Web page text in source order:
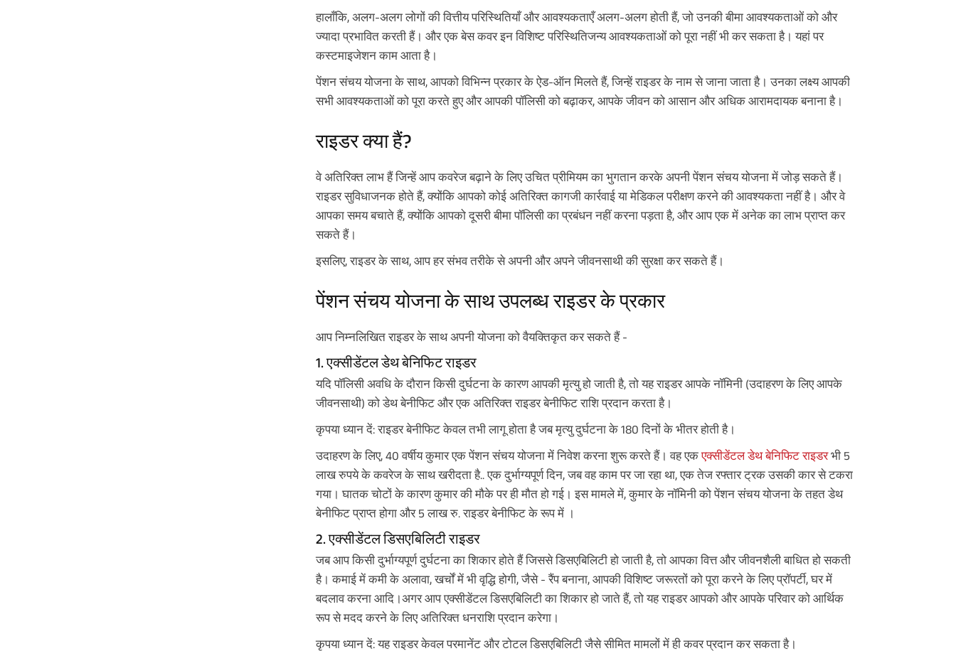
हालाँकि, अलग-अलग लोगों की वित्तीय परिस्थितियाँ और आवश्यकताएँ अलग-अलग होती हैं, जो उनकी बीमा आवश्यकताओं को और
ज्यादा प्रभावित करती हैं। और एक बेस कवर इन विशिष्ट परिस्थितिजन्य आवश्यकताओं को पूरा नहीं भी कर सकता है। यहां पर
कस्टमाइजेशन काम आता है।
पेंशन संचय योजना के साथ, आपको विभिन्न प्रकार के ऐड-ऑन मिलते हैं, जिन्हें राइडर के नाम से जाना जाता है। उनका लक्ष्य आपकी
सभी आवश्यकताओं को पूरा करते हुए और आपकी पॉलिसी को बढ़ाकर, आपके जीवन को आसान और अधिक आरामदायक बनाना है।
राइडर क्या हैं?
वे अतिरिक्त लाभ हैं जिन्हें आप कवरेज बढ़ाने के लिए उचित प्रीमियम का भुगतान करके अपनी पेंशन संचय योजना में जोड़ सकते हैं।
राइडर सुविधाजनक होते हैं, क्योंकि आपको कोई अतिरिक्त कागजी कार्रवाई या मेडिकल परीक्षण करने की आवश्यकता नहीं है। और वे
आपका समय बचाते हैं, क्योंकि आपको दूसरी बीमा पॉलिसी का प्रबंधन नहीं करना पड़ता है, और आप एक में अनेक का लाभ प्राप्त कर
सकते हैं।
इसलिए, राइडर के साथ, आप हर संभव तरीके से अपनी और अपने जीवनसाथी की सुरक्षा कर सकते हैं।
पेंशन संचय योजना के साथ उपलब्ध राइडर के प्रकार
आप निम्नलिखित राइडर के साथ अपनी योजना को वैयक्तिकृत कर सकते हैं -
1. एक्सीडेंटल डेथ बेनिफिट राइडर
यदि पॉलिसी अवधि के दौरान किसी दुर्घटना के कारण आपकी मृत्यु हो जाती है, तो यह राइडर आपके नॉमिनी (उदाहरण के लिए आपके
जीवनसाथी) को डेथ बेनीफिट और एक अतिरिक्त राइडर बेनीफिट राशि प्रदान करता है।
कृपया ध्यान दें: राइडर बेनीफिट केवल तभी लागू होता है जब मृत्यु दुर्घटना के 180 दिनों के भीतर होती है।
उदाहरण के लिए, 40 वर्षीय कुमार एक पेंशन संचय योजना में निवेश करना शुरू करते हैं। वह एकएक्सीडेंटल डेथ बेनिफिट राइडरभी 5
लाख रुपये के कवरेज के साथ खरीदता है.. एक दुर्भाग्यपूर्ण दिन, जब वह काम पर जा रहा था, एक तेज रफ्तार ट्रक उसकी कार से टकरा
गया। घातक चोटों के कारण कुमार की मौके पर ही मौत हो गई। इस मामले में, कुमार के नॉमिनी को पेंशन संचय योजना के तहत डेथ
बेनीफिट प्राप्त होगा और 5 लाख रु. राइडर बेनीफिट के रूप में ।
2. एक्सीडेंटल डिसएबिलिटी राइडर
जब आप किसी दुर्भाग्यपूर्ण दुर्घटना का शिकार होते हैं जिससे डिसएबिलिटी हो जाती है, तो आपका वित्त और जीवनशैली बाधित हो सकती
है। कमाई में कमी के अलावा, खर्चों में भी वृद्धि होगी, जैसे - रैंप बनाना, आपकी विशिष्ट जरूरतों को पूरा करने के लिए प्रॉपर्टी, घर में
बदलाव करना आदि।अगर आप एक्सीडेंटल डिसएबिलिटी का शिकार हो जाते हैं, तो यह राइडर आपको और आपके परिवार को आर्थिक
रूप से मदद करने के लिए अतिरिक्त धनराशि प्रदान करेगा।
कृपया ध्यान दें: यह राइडर केवल परमानेंट और टोटल डिसएबिलिटी जैसे सीमित मामलों में ही कवर प्रदान कर सकता है।